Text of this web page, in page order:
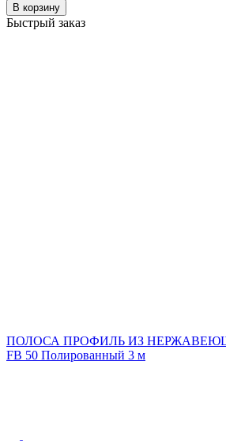
В корзину
Быстрый заказ
ПОЛОСА ПРОФИЛЬ ИЗ
FB 50 Полированный 3 м